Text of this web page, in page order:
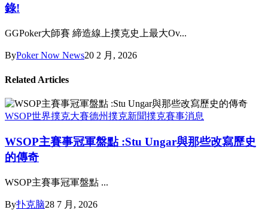
錄!
GGPoker大師賽 締造線上撲克史上最大Ov...
ByPoker Now News20 2 月, 2026
Related Articles
WSOP世界撲克大賽德州撲克新聞撲克賽事消息
WSOP主賽事冠軍盤點 :Stu Ungar與那些改寫歷史
的傳奇
WSOP主賽事冠軍盤點 ...
By扑克脑28 7 月, 2026